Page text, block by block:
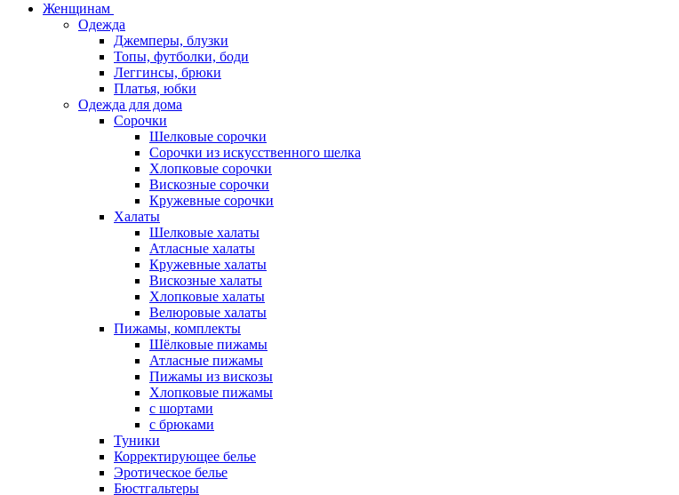
Женщинам
Одежда
Джемперы, блузки
Топы, футболки, боди
Леггинсы, брюки
Платья, юбки
Одежда для дома
Сорочки
Шелковые сорочки
Сорочки из искусственного шелка
Хлопковые сорочки
Вискозные сорочки
Кружевные сорочки
Халаты
Шелковые халаты
Атласные халаты
Кружевные халаты
Вискозные халаты
Хлопковые халаты
Велюровые халаты
Пижамы, комплекты
Шёлковые пижамы
Атласные пижамы
Пижамы из вискозы
Хлопковые пижамы
с шортами
с брюками
Туники
Корректирующее белье
Эротическое белье
Бюстгальтеры